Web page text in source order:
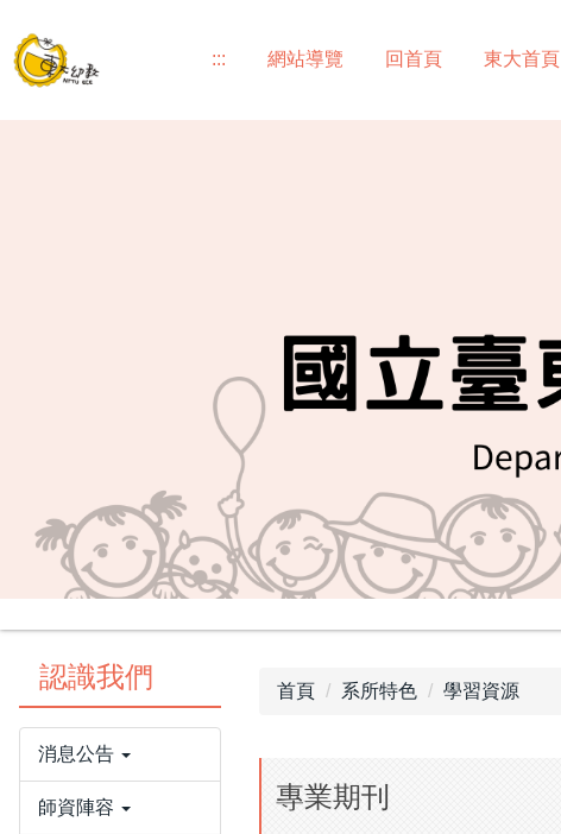
到
主
::: 網站導覽 回首頁 東大首頁
認識我們
消息公告
師資陣容
首頁 系所特色 學習資源
專業期刊